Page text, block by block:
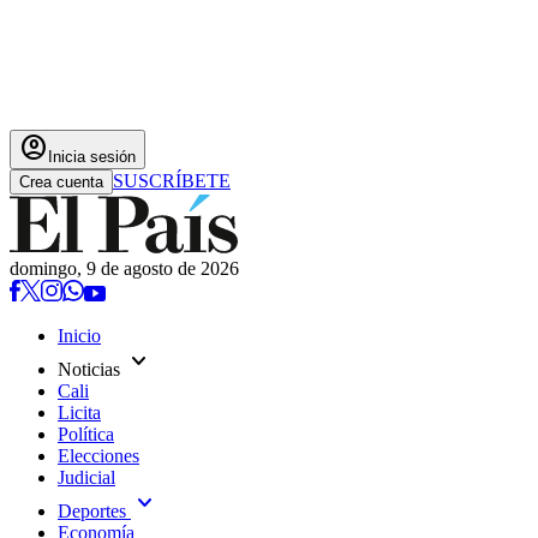
account_circle Inicia sesión
Crea cuenta SUSCRÍBETE
domingo, 9 de agosto de 2026
Inicio
Noticias expand_more
Cali
Licita
Política
Elecciones
Judicial
Deportes expand_more
Economía